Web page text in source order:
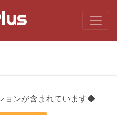
ョンが含まれています◆